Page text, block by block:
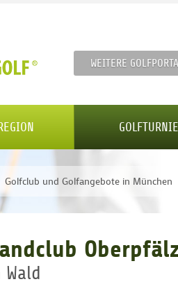
WEITERE
Golfclub und Golfangebote in München